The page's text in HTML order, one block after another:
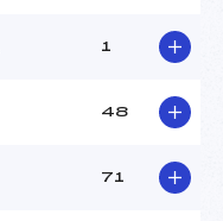
1
48
71